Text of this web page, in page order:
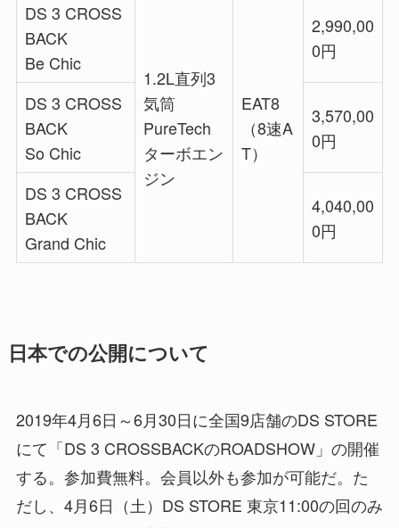
DS 3 CROSS
BACK
Be Chic
1.2L直列3
気筒
PureTech
ターボエン
ジン
EAT8
（8速A
T）
2,990,00
0円
DS 3 CROSS
BACK
So Chic
3,570,00
0円
DS 3 CROSS
BACK
Grand Chic
4,040,00
0円
日本での公開について
2019年4月6日～6月30日に全国9店舗のDS STORE
にて「DS 3 CROSSBACKのROADSHOW」の開催
する。参加費無料。会員以外も参加が可能だ。た
だし、4月6日（土）DS STORE 東京11:00の回のみ